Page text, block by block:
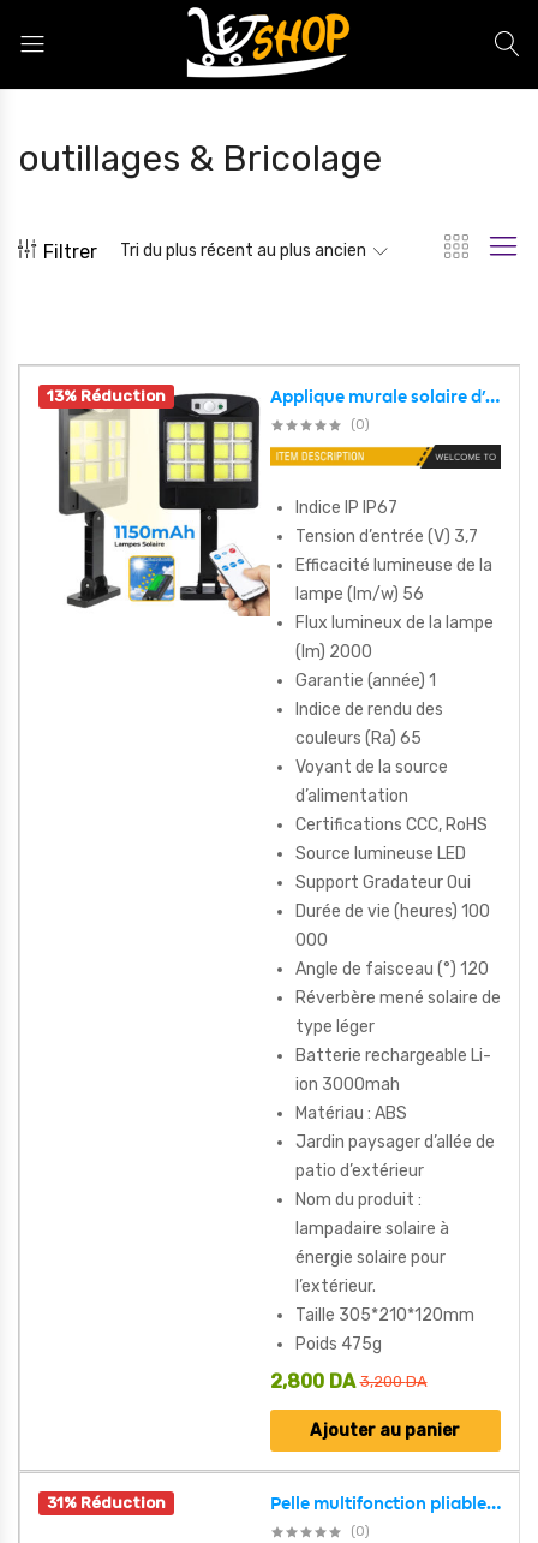
outillages & Bricolage
Filtrer Tri du plus récent au plus ancien
13% Réduction Applique murale solaire d’extérieur avec capteur de mouvement PIR, imperméable, COB, lampadaire Led, pour jardin et cour
(0)
Indice IP IP67
Tension d’entrée (V) 3,7
Efficacité lumineuse de la
lampe (lm/w) 56
Flux lumineux de la lampe
(lm) 2000
Garantie (année) 1
Indice de rendu des
couleurs (Ra) 65
Voyant de la source
d’alimentation
Certifications CCC, RoHS
Source lumineuse LED
Support Gradateur Oui
Durée de vie (heures) 100
000
Angle de faisceau (°) 120
Réverbère mené solaire de
type léger
Batterie rechargeable Li-
ion 3000mah
Matériau : ABS
Jardin paysager d’allée de
patio d’extérieur
Nom du produit :
lampadaire solaire à
énergie solaire pour
l’extérieur.
Taille 305*210*120mm
Poids 475g
3,200DA
2,800 DA
Ajouter au panier
31% Réduction Pelle multifonction pliable avec sac de rangement ,outil de jardin , camping et urgences
(0)